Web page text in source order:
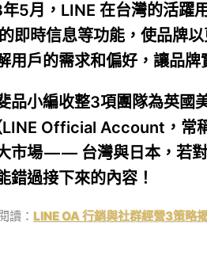
5月，LINE 在台灣的活躍
即時信息等功能，使品牌
用戶的需求和偏好，讓品
品小編收整3項團隊為英國
Official Account，常
市場 — — 台灣與日本，若
錯過接下來的內容！
讀： LINE OA 行銷與社群經營3策略